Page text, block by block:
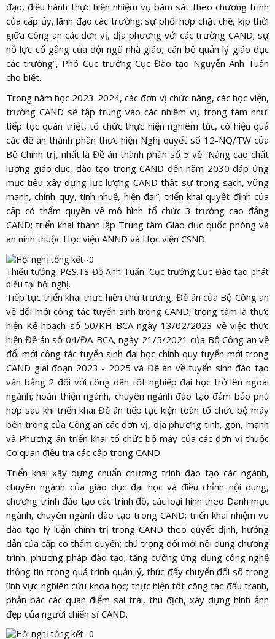
đạo, điều hành thực hiện nhiệm vụ bám sát theo chương trình
của cấp ủy, lãnh đạo các trường; sự phối hợp chặt chẽ, kịp thời
giữa Công an các đơn vị, địa phương với các trường CAND; sự
nỗ lực cố gắng của đội ngũ nhà giáo, cán bộ quản lý giáo dục
các trường”, Phó Cục trưởng Cục Đào tạo Nguyễn Anh Tuấn
cho biết.
Trong năm học 2023-2024, các đơn vị chức năng, các học viện,
trường CAND sẽ tập trung vào các nhiệm vụ trọng tâm như:
tiếp tục quán triệt, tổ chức thực hiện nghiêm túc, có hiệu quả
các đề án thành phần thực hiện Nghị quyết số 12-NQ/TW của
Bộ Chính trị, nhất là Đề án thành phần số 5 về “Nâng cao chất
lượng giáo dục, đào tạo trong CAND đến năm 2030 đáp ứng
mục tiêu xây dựng lực lượng CAND thật sự trong sạch, vững
mạnh, chính quy, tinh nhuệ, hiện đại”; triển khai quyết định của
cấp có thẩm quyền về mô hình tổ chức 3 trường cao đẳng
CAND; triển khai thành lập Trung tâm Giáo dục quốc phòng và
an ninh thuộc Học viện ANND và Học viện CSND.
Thiếu tướng, PGS.TS Đỗ Anh Tuấn, Cục trưởng Cục Đào tạo phát
biểu tại hội nghị.
Tiếp tục triển khai thực hiện chủ trương, Đề án của Bộ Công an
về đổi mới công tác tuyển sinh trong CAND; trọng tâm là thực
hiện Kế hoạch số 50/KH-BCA ngày 13/02/2023 về việc thực
hiện Đề án số 04/ĐA-BCA, ngày 21/5/2021 của Bộ Công an về
đổi mới công tác tuyển sinh đại học chính quy tuyển mới trong
CAND giai đoạn 2023 - 2025 và Đề án về tuyển sinh đào tạo
văn bằng 2 đối với công dân tốt nghiệp đại học trở lên ngoài
ngành; hoàn thiện ngành, chuyên ngành đào tạo đảm bảo phù
hợp sau khi triển khai Đề án tiếp tục kiện toàn tổ chức bộ máy
bên trong của Công an các đơn vị, địa phương tinh, gọn, mạnh
và Phương án triển khai tổ chức bộ máy của các đơn vị thuộc
Cơ quan điều tra các cấp trong CAND.
Triển khai xây dựng chuẩn chương trình đào tạo các ngành,
chuyên ngành của giáo dục đại học và điều chỉnh nội dung,
chương trình đào tạo các trình độ, các loại hình theo Danh mục
ngành, chuyên ngành đào tạo trong CAND; triển khai nhiệm vụ
đào tạo lý luận chính trị trong CAND theo quyết định, hướng
dẫn của cấp có thẩm quyền; chú trọng đổi mới nội dung chương
trình, phương pháp đào tạo; tăng cường ứng dụng công nghệ
thông tin trong quá trình quản lý, thúc đẩy chuyển đổi số trong
lĩnh vực nghiên cứu khoa học; thực hiện tốt công tác đấu tranh,
phản bác các quan điểm sai trái, thù địch, xây dựng hình ảnh
đẹp của người chiến sĩ CAND.